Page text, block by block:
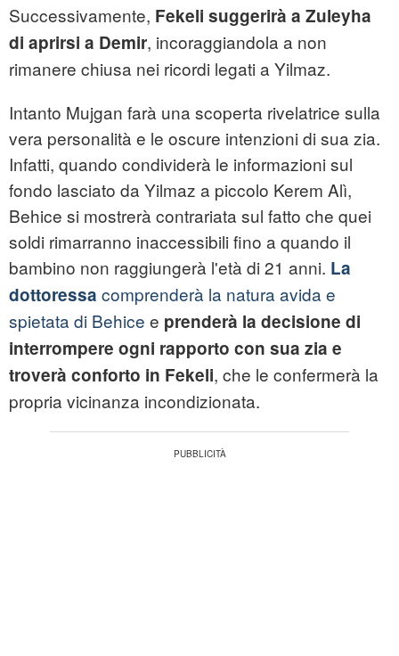
Successivamente, Fekeli suggerirà a Zuleyha
di aprirsi a Demir, incoraggiandola a non
rimanere chiusa nei ricordi legati a Yilmaz.
Intanto Mujgan farà una scoperta rivelatrice sulla
vera personalità e le oscure intenzioni di sua zia.
Infatti, quando condividerà le informazioni sul
fondo lasciato da Yilmaz a piccolo Kerem Alì,
Behice si mostrerà contrariata sul fatto che quei
soldi rimarranno inaccessibili fino a quando il
bambino non raggiungerà l'età di 21 anni. La
dottoressa comprenderà la natura avida e
spietata di Behice e prenderà la decisione di
interrompere ogni rapporto con sua zia e
troverà conforto in Fekeli, che le confermerà la
propria vicinanza incondizionata.